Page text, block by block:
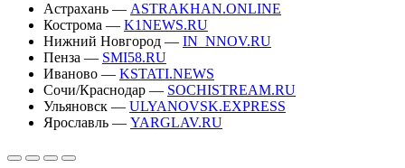
Астрахань — ASTRAKHAN.ONLINE
Кострома — K1NEWS.RU
Нижний Новгород — IN_NNOV.RU
Пенза — SMI58.RU
Иваново — KSTATI.NEWS
Сочи/Краснодар — SOCHISTREAM.RU
Ульяновск — ULYANOVSK.EXPRESS
Ярославль — YARGLAV.RU